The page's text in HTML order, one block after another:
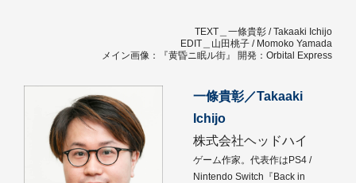
TEXT＿一條貴彰 / Takaaki Ichijo
EDIT＿山田桃子 / Momoko Yamada
メイン画像：『黄昏ニ眠ル街』 開発：Orbital Express
一條貴彰／Takaaki
Ichijo
株式会社ヘッドハイ
ゲーム作家。代表作はPS4 /
Nintendo Switch『Back in